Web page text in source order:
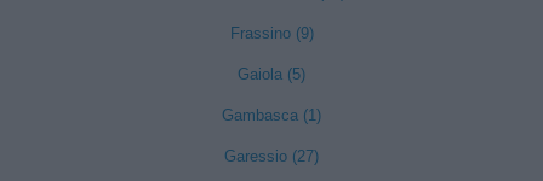
Frassino (9)
Gaiola (5)
Gambasca (1)
Garessio (27)